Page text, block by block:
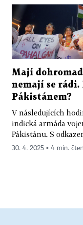
Mají
nemají se
Pákistánem?
V následujících
indická armáda
Pákistánu. S
30. 4. 2025 ▪ 4 min.